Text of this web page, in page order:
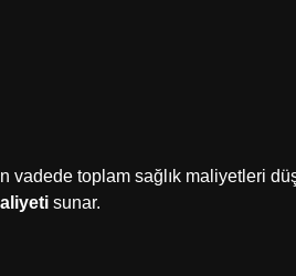
vadede toplam sağlık maliyetleri
sunar.